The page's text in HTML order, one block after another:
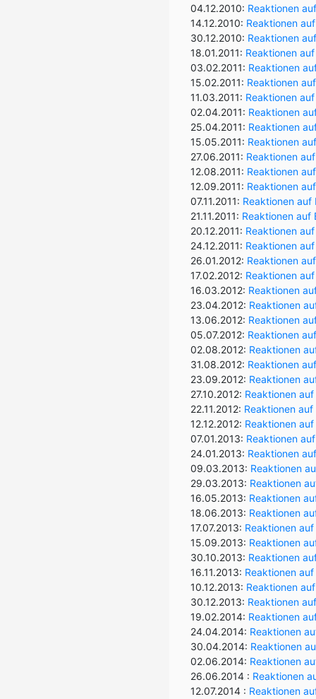
04.12.2010: Reaktionen
14.12.2010: Reaktionen
30.12.2010: Reaktionen
18.01.2011: Reaktionen
03.02.2011: Reaktionen
15.02.2011: Reaktionen
11.03.2011: Reaktionen
02.04.2011: Reaktionen
25.04.2011: Reaktionen
15.05.2011: Reaktionen
27.06.2011: Reaktionen
12.08.2011: Reaktionen
12.09.2011: Reaktionen
07.11.2011: Reaktionen
21.11.2011: Reaktionen auf
20.12.2011: Reaktionen
24.12.2011: Reaktionen
26.01.2012: Reaktionen
17.02.2012: Reaktionen
16.03.2012: Reaktionen
23.04.2012: Reaktionen
13.06.2012: Reaktionen
05.07.2012: Reaktionen
02.08.2012: Reaktionen
31.08.2012: Reaktionen
23.09.2012: Reaktionen
27.10.2012: Reaktionen
22.11.2012: Reaktionen
12.12.2012: Reaktionen
07.01.2013: Reaktionen
24.01.2013: Reaktionen
09.03.2013: Reaktionen
29.03.2013: Reaktionen
16.05.2013: Reaktionen
18.06.2013: Reaktionen
17.07.2013: Reaktionen
15.09.2013: Reaktionen
30.10.2013: Reaktionen
16.11.2013: Reaktionen
10.12.2013: Reaktionen
30.12.2013: Reaktionen
19.02.2014: Reaktionen
24.04.2014: Reaktionen
30.04.2014: Reaktionen
02.06.2014: Reaktionen
26.06.2014 : Reaktionen
12.07.2014 : Reaktionen